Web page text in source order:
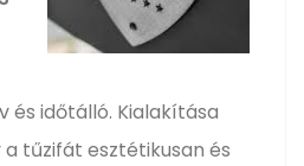
és időtálló. Kialakítása
tűzifát esztétikusan és